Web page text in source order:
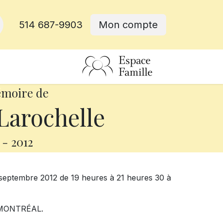
514 687-9903 Mon compte
de
- 2012
2012 de 19 heures à 21 heures 30 à